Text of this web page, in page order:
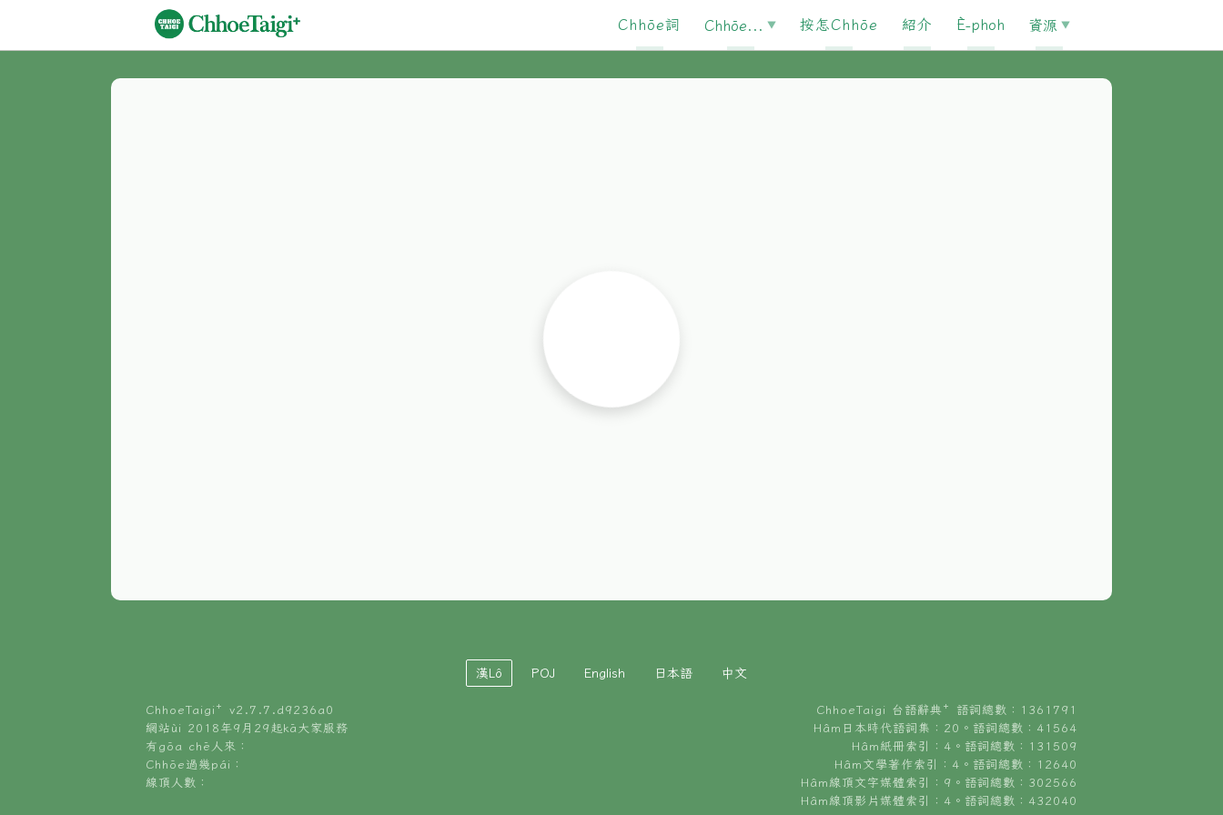
Chhōe詞 Chhōe... 按怎Chhōe 紹介 È-phoh 資源
漢Lô POJ English 日本語 中文
ChhoeTaigi⁺ v2.7.7.d9236a0
網站ùi 2018年9月29起kā大家服務
有gōa chē人來：
Chhōe過幾pái：
線頂人數：
ChhoeTaigi 台語辭典⁺ 語詞總數：1361791
Hâm日本時代語詞集：20。語詞總數：41564
Hâm紙冊索引：4。語詞總數：131509
Hâm文學著作索引：4。語詞總數：12640
Hâm線頂文字媒體索引：9。語詞總數：302566
Hâm線頂影片媒體索引：4。語詞總數：432040